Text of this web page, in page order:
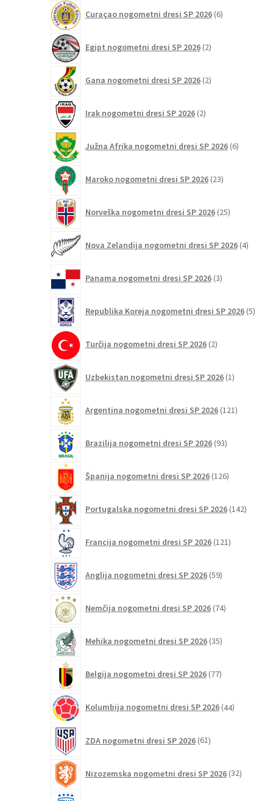
Curaçao nogometni dresi SP 2026 6izdelkov
Egipt nogometni dresi SP 2026 2izdelka
Gana nogometni dresi SP 2026 2izdelka
Irak nogometni dresi SP 2026 2izdelka
Južna Afrika nogometni dresi SP 2026 6izdelkov
Maroko nogometni dresi SP 2026 23izdelkov
Norveška nogometni dresi SP 2026 25izdelkov
Nova Zelandija nogometni dresi SP 2026 4izdelki
Panama nogometni dresi SP 2026 3izdelki
Republika Koreja nogometni dresi SP 2026 5
Turčija nogometni dresi SP 2026 2izdelka
Uzbekistan nogometni dresi SP 2026 1izdelek
Argentina nogometni dresi SP 2026 121izdelkov
Brazilija nogometni dresi SP 2026 93izdelkov
Španija nogometni dresi SP 2026 126izdelkov
Portugalska nogometni dresi SP 2026 142
Francija nogometni dresi SP 2026 121izdelkov
Anglija nogometni dresi SP 2026 59izdelkov
Nemčija nogometni dresi SP 2026 74izdelkov
Mehika nogometni dresi SP 2026 35izdelkov
Belgija nogometni dresi SP 2026 77izdelkov
Kolumbija nogometni dresi SP 2026 44izdelkov
ZDA nogometni dresi SP 2026 61izdelkov
Nizozemska nogometni dresi SP 2026 32izdelkov